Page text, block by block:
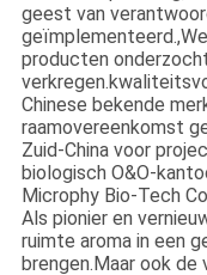
geest van
producten
Chinese bekende
raamovereenkomst
Zuid-China voor
biologisch O&O-
Microphy Bio-Tech
Als pionier en
ruimte aroma in een
brengen.Maar ook